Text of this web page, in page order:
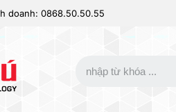
doanh: 0868.50.50.55